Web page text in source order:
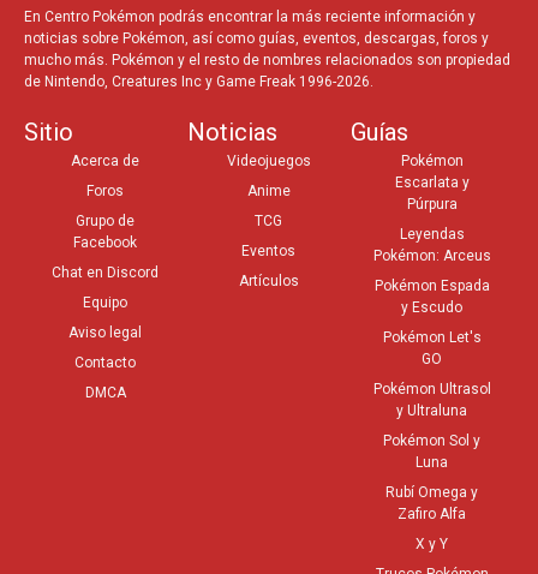
En Centro Pokémon podrás encontrar la más reciente información y
noticias sobre Pokémon, así como guías, eventos, descargas, foros y
mucho más. Pokémon y el resto de nombres relacionados son propiedad
de Nintendo, Creatures Inc y Game Freak 1996-2026.
Sitio
Acerca de
Foros
Grupo de
Facebook
Chat en Discord
Equipo
Aviso legal
Contacto
DMCA
Noticias
Videojuegos
Anime
TCG
Eventos
Artículos
Guías
Pokémon
Escarlata y
Púrpura
Leyendas
Pokémon: Arceus
Pokémon Espada
y Escudo
Pokémon Let's
GO
Pokémon Ultrasol
y Ultraluna
Pokémon Sol y
Luna
Rubí Omega y
Zafiro Alfa
X y Y